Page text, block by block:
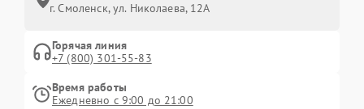
г. Смоленск, ул. Николаева, 12А
Горячая линия
+7 (800) 301-55-83
Время работы
Ежедневно с 9:00 до 21:00